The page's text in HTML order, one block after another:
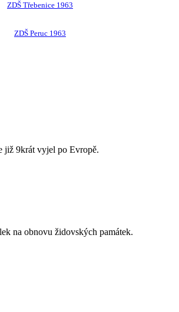
ZDŠ Třebenice 1963
ZDŠ Peruc 1963
již 9krát vyjel po Evropě.
na obnovu židovských památek.